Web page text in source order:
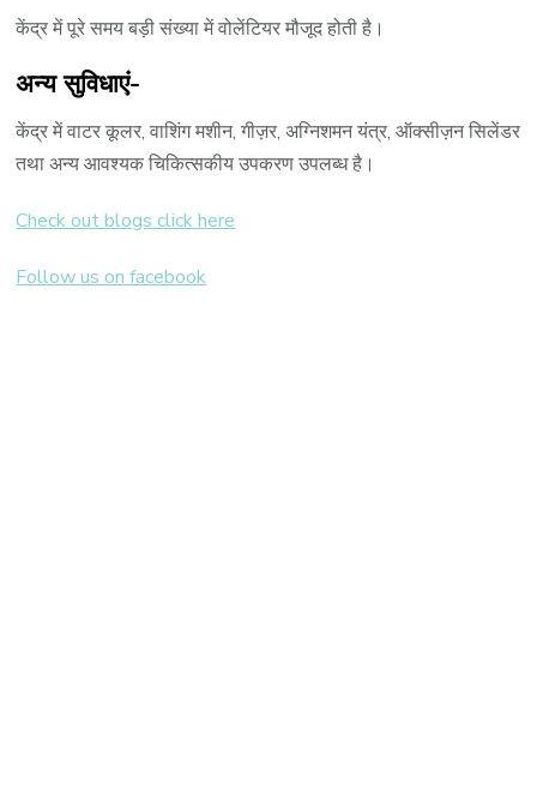
केंद्र में पूरे समय बड़ी संख्या में वोलेंटियर मौजूद होती है।
अन्य सुविधाएं-
केंद्र में वाटर कूलर, वाशिंग मशीन, गीज़र, अग्निशमन यंत्र, ऑक्सीज़न सिलेंडर
तथा अन्य आवश्यक चिकित्सकीय उपकरण उपलब्ध है।
Check out blogs click here
Follow us on facebook